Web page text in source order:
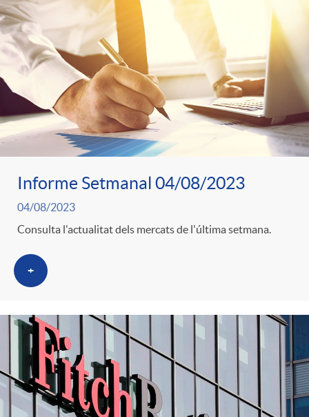
a
s
e
c
o
n
o
m
i
A
n
c
a
F
l
t
r
d
e
c
o
n
t
i
n
Informe Setmanal 04/08/2023
04/08/2023
Consulta l'actualitat dels mercats de l'última setmana.
+